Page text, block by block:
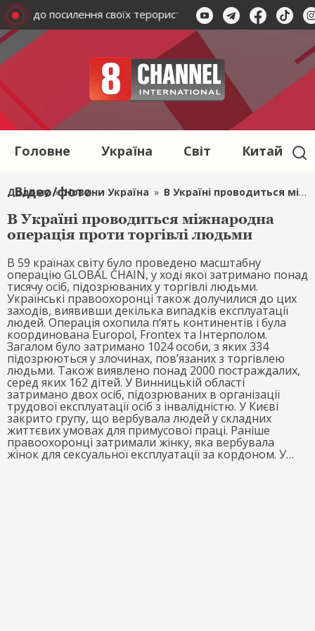
до посилення своїх терористичних дій Окупанти
Головне Україна Світ Китай
Відео/фото
Додому » Новини Україна » В Україні проводиться міжнародна операція проти торгівлі людьми
В Україні проводиться міжнародна
операція проти торгівлі людьми
В 59 країнах світу було проведено масштабну
операцію GLOBAL CHAIN, у ході якої затримано понад
тисячу осіб, підозрюваних у торгівлі людьми.
Українські правоохоронці також долучилися до цих
заходів, виявивши декілька випадків експлуатації
людей. Операція охопила п’ять континентів і була
координована Europol, Frontex та Інтерполом.
Загалом було затримано 1024 особи, з яких 334
підозрюються у злочинах, пов’язаних з торгівлею
людьми. Також виявлено понад 2000 постраждалих,
серед яких 162 дітей. У Винницькій області
затримано двох осіб, підозрюваних в організації
трудової експлуатації осіб з інвалідністю. У Києві
закрито групу, що вербувала людей у складних
життєвих умовах для примусової праці. Раніше
правоохоронці затримали жінку, яка вербувала
жінок для сексуальної експлуатації за кордоном. У…